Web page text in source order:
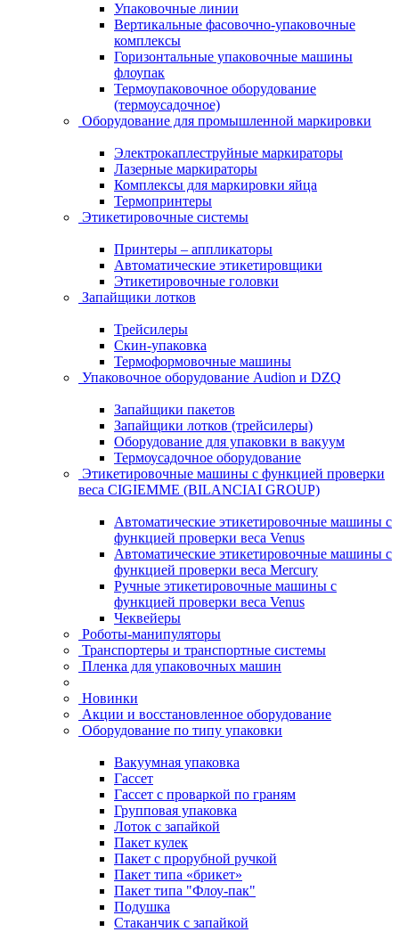
Упаковочные линии
Вертикальные фасовочно-упаковочные
комплексы
Горизонтальные упаковочные машины
флоупак
Термоупаковочное оборудование
(термоусадочное)
Оборудование для промышленной маркировки
Электрокаплеструйные маркираторы
Лазерные маркираторы
Комплексы для маркировки яйца
Термопринтеры
Этикетировочные системы
Принтеры – аппликаторы
Автоматические этикетировщики
Этикетировочные головки
Запайщики лотков
Трейсилеры
Скин-упаковка
Термоформовочные машины
Упаковочное оборудование Audion и DZQ
Запайщики пакетов
Запайщики лотков (трейсилеры)
Оборудование для упаковки в вакуум
Термоусадочное оборудование
Этикетировочные машины с функцией проверки
веса CIGIEMME (BILANCIAI GROUP)
Автоматические этикетировочные машины с
функцией проверки веса Venus
Автоматические этикетировочные машины с
функцией проверки веса Mercury
Ручные этикетировочные машины с
функцией проверки веса Venus
Чеквейеры
Роботы-манипуляторы
Транспортеры и транспортные системы
Пленка для упаковочных машин
Новинки
Акции и восстановленное оборудование
Оборудование по типу упаковки
Вакуумная упаковка
Гассет
Гассет с проваркой по граням
Групповая упаковка
Лоток с запайкой
Пакет кулек
Пакет с прорубной ручкой
Пакет типа «брикет»
Пакет типа "Флоу-пак"
Подушка
Стаканчик с запайкой